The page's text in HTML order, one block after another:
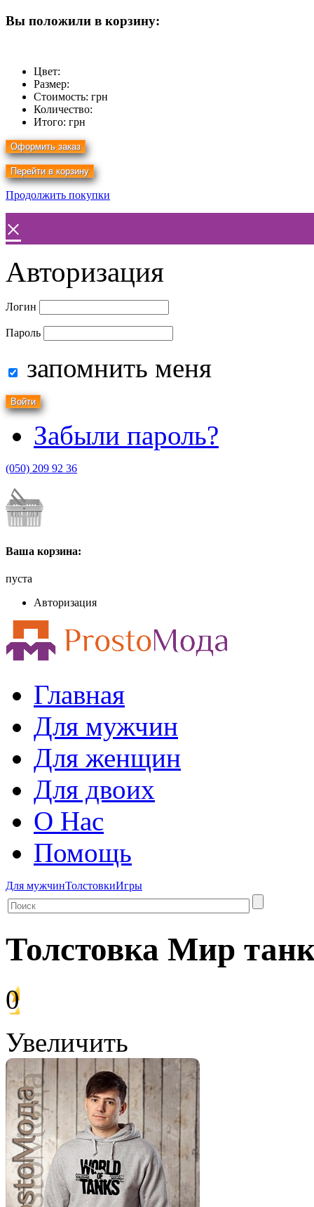
Вы положили в корзину:
Цвет:
Размер:
Стоимость: грн
Количество:
Итого: грн
Продолжить покупки
×
Авторизация
Логин
Пароль
запомнить меня
Забыли пароль?
(050) 209 92 36
Ваша корзина:
пуста
Авторизация
Главная
Для мужчин
Для женщин
Для двоих
О Нас
Помощь
Для мужчинТолстовкиИгры
Толстовка Мир
0
Увеличить